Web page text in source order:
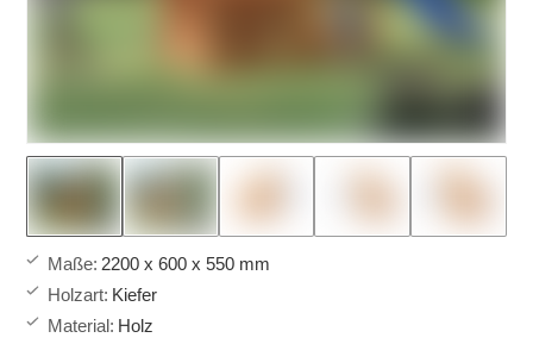
Maße: 2200 x 600 x 550 mm
Holzart: Kiefer
Material: Holz